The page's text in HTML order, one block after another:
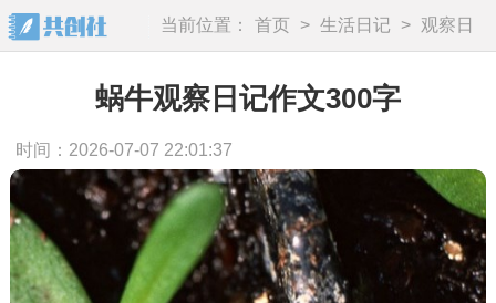
当前位置： 首页 > 生活日记 >
观察日
记
蜗牛观察日记作文300字
时间：2026-07-07 22:01:37